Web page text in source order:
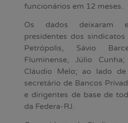
funcionários em 12 meses.
Os dados deixaram
presidentes dos
Petrópolis, Sávio
Fluminense, Júlio
Cláudio Melo; ao lado de
secretário de Bancos
e dirigentes de base de
da Federa-RJ.